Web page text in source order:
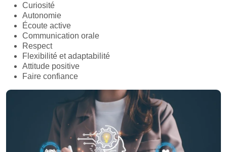
Curiosité
Autonomie
Écoute active
Communication orale
Respect
Flexibilité et adaptabilité
Attitude positive
Faire confiance